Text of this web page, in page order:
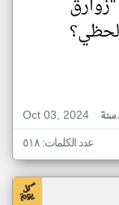
لحظي؟
Oct 03, 2024
سنة
عدد الكلمات: ٥١٨